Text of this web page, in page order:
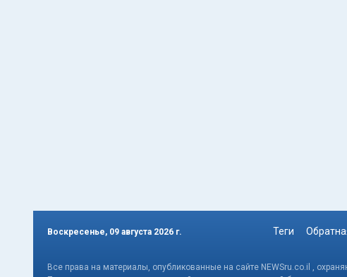
Воскресенье, 09 августа 2026 г. Теги
Все права на материалы, опубликованные на сайте NEWSru.co.il ,